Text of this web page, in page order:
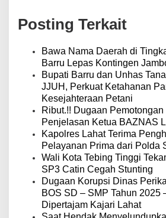
a
s
Posting Terkait
Bawa Nama Daerah di
Barru Lepas Kontingen
Bupati Barru dan Unhas
JJUH, Perkuat Ketahanan
Kesejahteraan Petani
Ribut.!! Dugaan
Penjelasan Ketua BAZNAS
Kapolres Lahat Terima
Pelayanan Prima dari Polda
Wali Kota Tebing Tinggi
SP3 Catin Cegah Stunting
Dugaan Korupsi Dinas
BOS SD – SMP Tahun 2025
Dipertajam Kajari Lahat